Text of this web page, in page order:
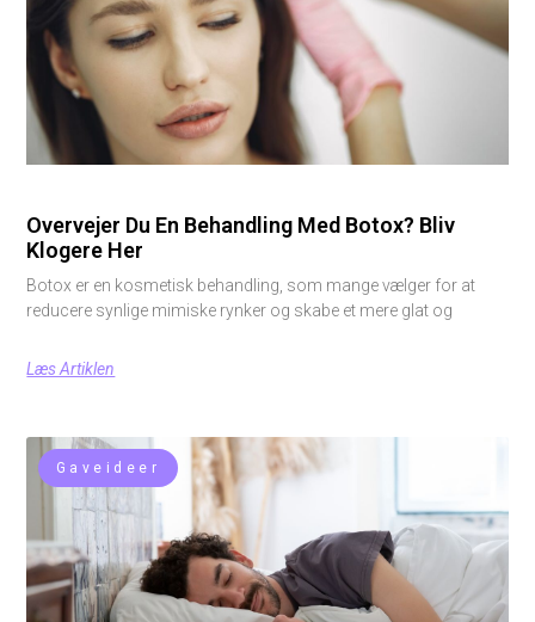
Overvejer Du En Behandling Med Botox? Bliv
Klogere Her
Botox er en kosmetisk behandling, som mange vælger for at
reducere synlige mimiske rynker og skabe et mere glat og
Læs Artiklen
Gaveideer